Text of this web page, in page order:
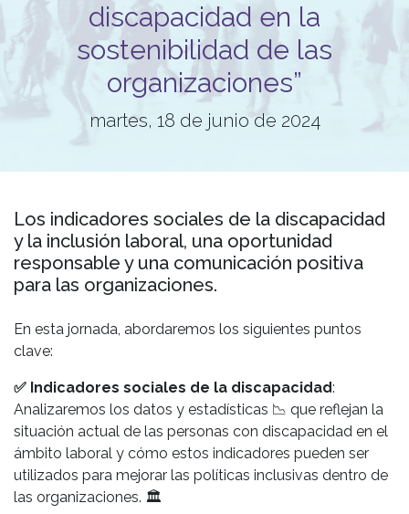
discapacidad en la
sostenibilidad de las
organizaciones”
martes, 18 de junio de 2024
Los indicadores sociales de la discapacidad
y la inclusión laboral, una oportunidad
responsable y una comunicación positiva
para las organizaciones.
En esta jornada, abordaremos los siguientes puntos
clave:
✅ Indicadores sociales de la discapacidad:
Analizaremos los datos y estadísticas 📉 que reflejan la
situación actual de las personas con discapacidad en el
ámbito laboral y cómo estos indicadores pueden ser
utilizados para mejorar las políticas inclusivas dentro de
las organizaciones. 🏛️